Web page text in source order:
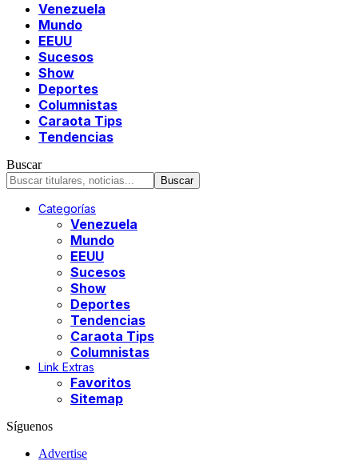
Venezuela
Mundo
EEUU
Sucesos
Show
Deportes
Columnistas
Caraota Tips
Tendencias
Buscar
Categorías
Venezuela
Mundo
EEUU
Sucesos
Show
Deportes
Tendencias
Caraota Tips
Columnistas
Link Extras
Favoritos
Sitemap
Síguenos
Advertise